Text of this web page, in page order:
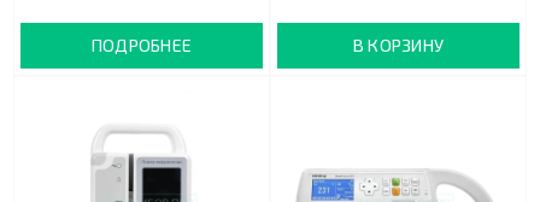
ПОДРОБНЕЕ В КОРЗИНУ